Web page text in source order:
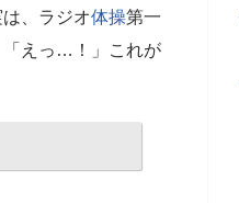
、ラジオ体操第一
「えっ…！」これが